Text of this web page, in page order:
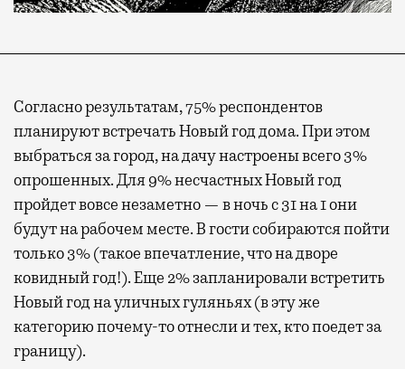
Согласно результатам, 75% респондентов
планируют встречать Новый год дома. При этом
выбраться за город, на дачу настроены всего 3%
опрошенных. Для 9% несчастных Новый год
пройдет вовсе незаметно — в ночь с 31 на 1 они
будут на рабочем месте. В гости собираются пойти
только 3% (такое впечатление, что на дворе
ковидный год!). Еще 2% запланировали встретить
Новый год на уличных гуляньях (в эту же
категорию почему-то отнесли и тех, кто поедет за
границу).